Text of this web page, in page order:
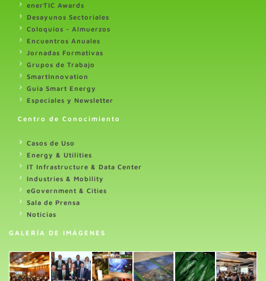
enerTIC Awards
Desayunos Sectoriales
Coloquios - Almuerzos
Encuentros Anuales
Jornadas Formativas
Grupos de Trabajo
SmartInnovation
Guia Smart Energy
Especiales y Newsletter
Centro de Conocimiento
Casos de Uso
Energy & Utilities
IT Infrastructure & Data Center
Industries & Mobility
eGovernment & Cities
Sala de Prensa
Noticias
GALERÍA DE IMÁGENES